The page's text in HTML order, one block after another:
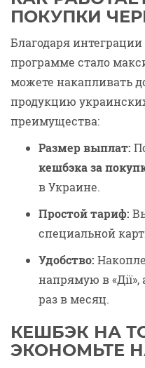
ПОКУПКИ
Благодаря
программе стало
можете накапливать
продукцию
преимущества:
Размер выплат:
кешбэка за
в Украине.
Простой тариф:
специальной
Удобство:
напрямую в
раз в месяц.
КЕШБЭК НА
ЭКОНОМЬТЕ